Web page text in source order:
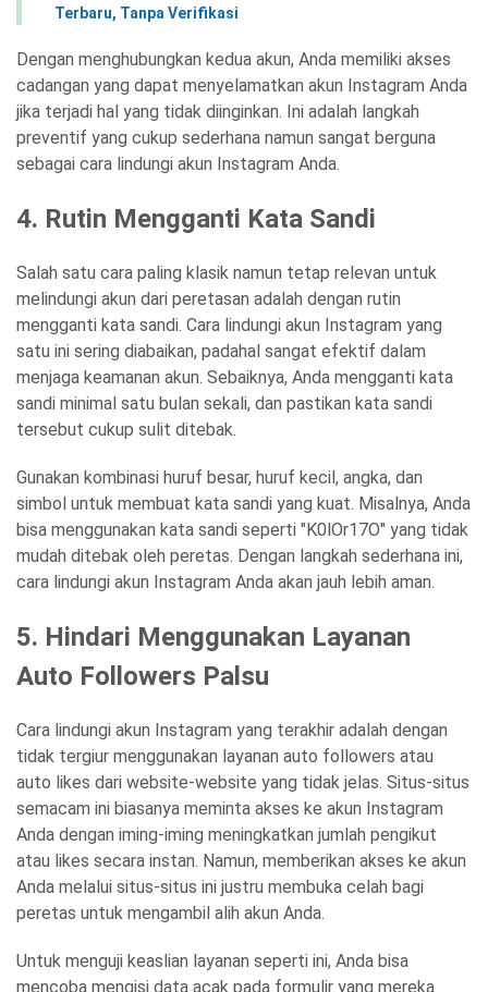
Terbaru, Tanpa Verifikasi
Dengan menghubungkan kedua akun, Anda memiliki akses
cadangan yang dapat menyelamatkan akun Instagram Anda
jika terjadi hal yang tidak diinginkan. Ini adalah langkah
preventif yang cukup sederhana namun sangat berguna
sebagai cara lindungi akun Instagram Anda.
4. Rutin Mengganti Kata Sandi
Salah satu cara paling klasik namun tetap relevan untuk
melindungi akun dari peretasan adalah dengan rutin
mengganti kata sandi. Cara lindungi akun Instagram yang
satu ini sering diabaikan, padahal sangat efektif dalam
menjaga keamanan akun. Sebaiknya, Anda mengganti kata
sandi minimal satu bulan sekali, dan pastikan kata sandi
tersebut cukup sulit ditebak.
Gunakan kombinasi huruf besar, huruf kecil, angka, dan
simbol untuk membuat kata sandi yang kuat. Misalnya, Anda
bisa menggunakan kata sandi seperti "K0lOr17O" yang tidak
mudah ditebak oleh peretas. Dengan langkah sederhana ini,
cara lindungi akun Instagram Anda akan jauh lebih aman.
5. Hindari Menggunakan Layanan
Auto Followers Palsu
Cara lindungi akun Instagram yang terakhir adalah dengan
tidak tergiur menggunakan layanan auto followers atau
auto likes dari website-website yang tidak jelas. Situs-situs
semacam ini biasanya meminta akses ke akun Instagram
Anda dengan iming-iming meningkatkan jumlah pengikut
atau likes secara instan. Namun, memberikan akses ke akun
Anda melalui situs-situs ini justru membuka celah bagi
peretas untuk mengambil alih akun Anda.
Untuk menguji keaslian layanan seperti ini, Anda bisa
mencoba mengisi data acak pada formulir yang mereka